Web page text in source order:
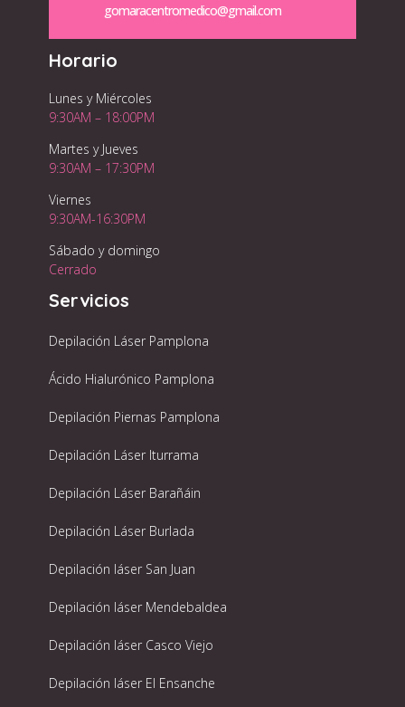
gomaracentromedico@gmail.com
Horario
Lunes y Miércoles
9:30AM – 18:00PM
Martes y Jueves
9:30AM – 17:30PM
Viernes
9:30AM-16:30PM
Sábado y domingo
Cerrado
Servicios
Depilación Láser Pamplona
Ácido Hialurónico Pamplona
Depilación Piernas Pamplona
Depilación Láser Iturrama
Depilación Láser Barañáin
Depilación Láser Burlada
Depilación láser San Juan
Depilación láser Mendebaldea
Depilación láser Casco Viejo
Depilación láser El Ensanche